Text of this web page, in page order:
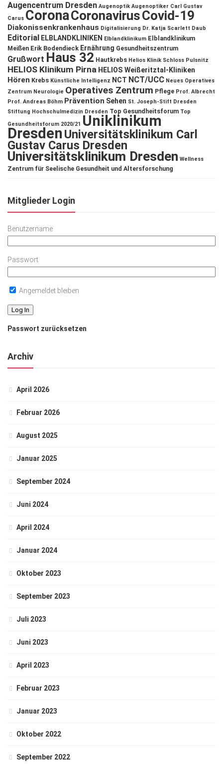
Augencentrum Dresden Augenoptik Augenoptiker Carl Gustav
Carus CoronaCoronavirusCovid-19
Diakonissenkrankenhaus Digitalisierung Dr. Katja Scarlett Daub
Editorial ELBLANDKLINIKEN Elblandklinikum Elblandklinikum
Meißen Erik Bodendieck Ernährung Gesundheitszentrum
Grußwort Haus 32 Hautkrebs Helios Klinik Schloss Pulsnitz
HELIOS Klinikum Pirna HELIOS Weißeritztal-Kliniken
Hören Krebs Künstliche Intelligenz NCT NCT/UCC Neues Operatives
Zentrum Neurologie Operatives Zentrum Pflege Prof. Albrecht
Prof. Andreas Böhm Prävention Sehen St. Joseph-Stift Dresden
Stiftung Hochschulmedizin Dresden Top Gesundheitsforum Top
Gesundheitsforum 2020/21 Uniklinikum
DresdenUniversitätsklinikum Carl
Gustav Carus Dresden
Universitätsklinikum Dresden Wellness
Zentrum für Seelische Gesundheit und Altersforschung
Mitglieder Login
Benutzername
Passwort
Angemeldet bleiben
Passwort zurücksetzen
Archiv
April 2026
Februar 2026
August 2025
Januar 2025
September 2024
Juni 2024
April 2024
Januar 2024
Oktober 2023
September 2023
Juli 2023
Juni 2023
April 2023
Februar 2023
Januar 2023
Oktober 2022
September 2022